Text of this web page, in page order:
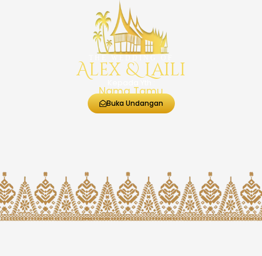
Alex & Laili
Kepada Yth :
Nama Tamu
Buka Undangan
THE WEDDING OF
Alex & Laili